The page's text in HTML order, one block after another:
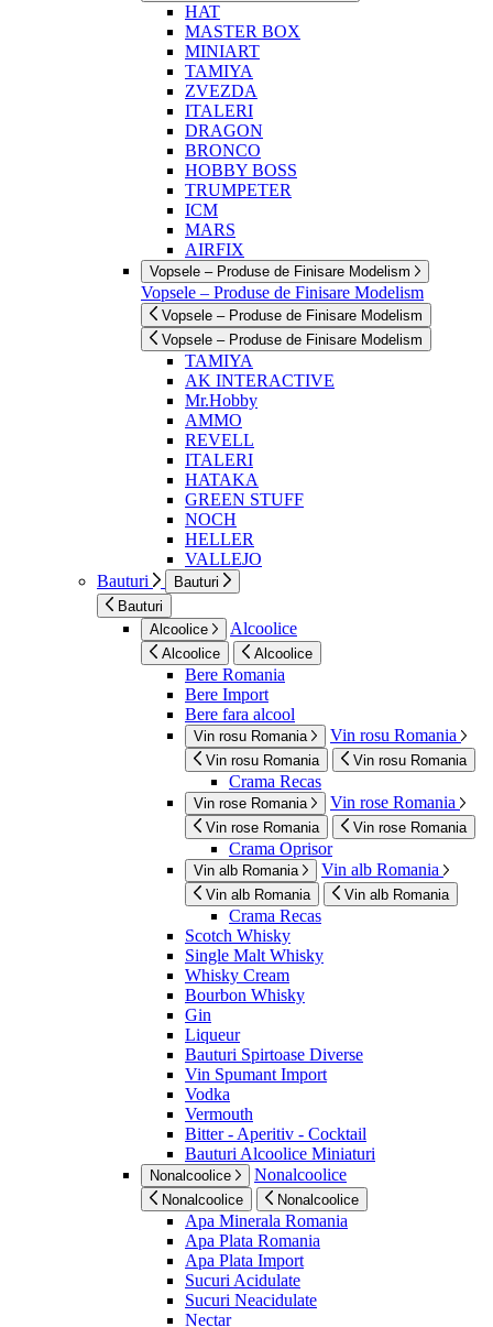
HAT
MASTER BOX
MINIART
TAMIYA
ZVEZDA
ITALERI
DRAGON
BRONCO
HOBBY BOSS
TRUMPETER
ICM
MARS
AIRFIX
Vopsele – Produse de Finisare Modelism
Vopsele – Produse de Finisare Modelism
Vopsele – Produse de Finisare Modelism
Vopsele – Produse de Finisare Modelism
TAMIYA
AK INTERACTIVE
Mr.Hobby
AMMO
REVELL
ITALERI
HATAKA
GREEN STUFF
NOCH
HELLER
VALLEJO
Bauturi
Bauturi
Bauturi
Alcoolice
Alcoolice
Alcoolice Alcoolice
Bere Romania
Bere Import
Bere fara alcool
Vin rosu Romania Vin rosu Romania
Vin rosu Romania Vin rosu Romania
Crama Recas
Vin rose Romania Vin rose Romania
Vin rose Romania Vin rose Romania
Crama Oprisor
Vin alb Romania Vin alb Romania
Vin alb Romania Vin alb Romania
Crama Recas
Scotch Whisky
Single Malt Whisky
Whisky Cream
Bourbon Whisky
Gin
Liqueur
Bauturi Spirtoase Diverse
Vin Spumant Import
Vodka
Vermouth
Bitter - Aperitiv - Cocktail
Bauturi Alcoolice Miniaturi
Nonalcoolice Nonalcoolice
Nonalcoolice Nonalcoolice
Apa Minerala Romania
Apa Plata Romania
Apa Plata Import
Sucuri Acidulate
Sucuri Neacidulate
Nectar